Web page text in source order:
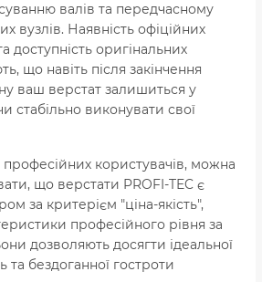
валів та передчасному
вузлів. Наявність офіційних
доступність оригінальних
що навіть після закінчення
ваш верстат залишиться у
стабільно виконувати свої
професійних користувачів, можна
що верстати PROFI-TEC є
за критерієм "ціна-якість",
професійного рівня за
дозволяють досягти ідеальної
та бездоганної гостроти